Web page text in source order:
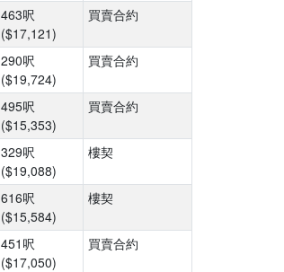
463呎
($17,121)
買賣合約
290呎
($19,724)
買賣合約
495呎
($15,353)
買賣合約
329呎
($19,088)
樓契
616呎
($15,584)
樓契
451呎
($17,050)
買賣合約